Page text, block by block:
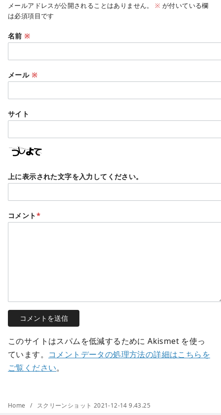
メールアドレスが公開されることはありません。 ※ が付いている欄
は必須項目です
名前※
メール ※
サイト
上に表示された文字を入力してください。
コメント*
このサイトはスパムを低減するために Akismet を使っ
ています。 コメントデータの処理方法の詳細はこちらを
ご覧ください。
Home スクリーンショット 2021-12-14 9.43.25